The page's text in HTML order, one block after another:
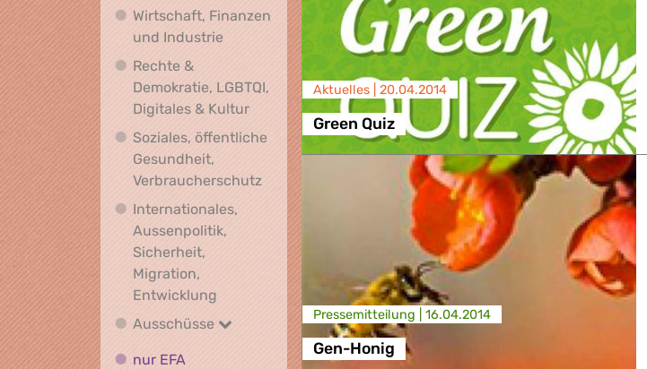
Wirtschaft, Finanzen
und IndustrieWirtschaft, Finanzen und Industrie
Rechte &
Demokratie, LGBTQI,
Digitales & KulturRechte & Demokratie, LGBTQI, Digitales & Kultur
Soziales, öffentliche
Gesundheit,
VerbraucherschutzSoziales, öffentliche Gesundheit, Verbraucherschutz
Internationales,
Aussenpolitik,
Sicherheit,
Migration,
Entwicklung Internationales, Aussenpolitik, Sicherheit, Migration, Entwicklung
Ausschüsse
Ausschüsse
nur EFA
Aktuelles | 20.04.2014
Green Quiz
Presse­mitteilung | 16.04.2014
Gen-Honig